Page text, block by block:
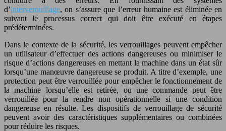
d’interverouillage, on s’assure que l’erreur humaine est éliminée en
suivant le processus correct qui doit être exécuté en étapes
prédéterminées.
Dans le contexte de la sécurité, les verrouillages peuvent empêcher
un utilisateur d’effectuer des actions dangereuses ou minimiser le
risque d’actions dangereuses en mettant la machine dans un état sûr
lorsqu’une manœuvre dangereuse se produit. A titre d’exemple, une
protection peut être verrouillée pour empêcher le fonctionnement de
la machine lorsqu’elle est retirée, ou une commande peut être
verrouillée pour la rendre non opérationnelle si une condition
dangereuse en résulte. Les dispositifs de verrouillage de sécurité
peuvent avoir des caractéristiques supplémentaires ou combinées
pour réduire les risques.